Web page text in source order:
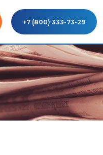
+7 (800) 333-73-29